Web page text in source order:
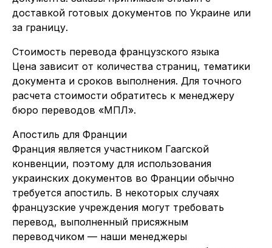
доставкой готовых документов по Украине или
за границу.
Стоимость перевода французского языка
Цена зависит от количества страниц, тематики
документа и сроков выполнения. Для точного
расчета стоимости обратитесь к менеджеру
бюро переводов «МПЛ».
Апостиль для Франции
Франция является участником Гаагской
конвенции, поэтому для использования
украинских документов во Франции обычно
требуется апостиль. В некоторых случаях
французские учреждения могут требовать
перевод, выполненный присяжным
переводчиком — наши менеджеры